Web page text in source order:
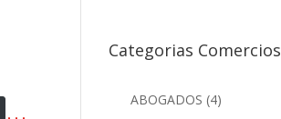
Categorias Comercios
ABOGADOS (4)